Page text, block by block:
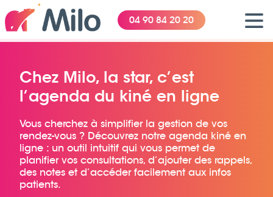
04 90 84 20 20
Chez Milo, la star, c’est
l’agenda du kiné en ligne
Vous cherchez à simplifier la gestion de vos
rendez-vous ? Découvrez notre agenda kiné en
ligne : un outil intuitif qui vous permet de
planifier vos consultations, d’ajouter des rappels,
des notes et d’accéder facilement aux infos
patients.